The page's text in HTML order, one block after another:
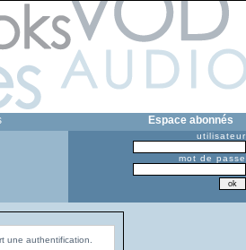
Espace abonnés
utilisateur
mot de passe
une authentification.